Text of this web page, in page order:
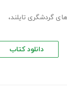
گردشگری تایلند،
دانلود کتاب